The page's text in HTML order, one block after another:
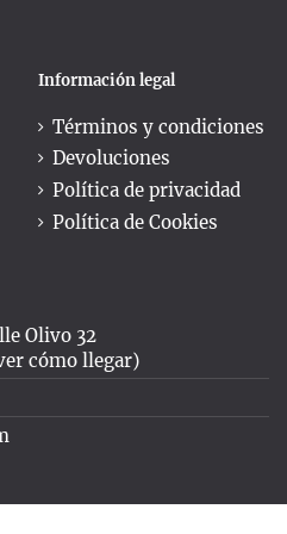
Información legal
Términos y condiciones
Devoluciones
Política de privacidad
Política de Cookies
Olivo 32
cómo llegar)